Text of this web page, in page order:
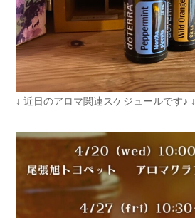
↓ 近日のアロマ関連スケジュールです♪ ↓